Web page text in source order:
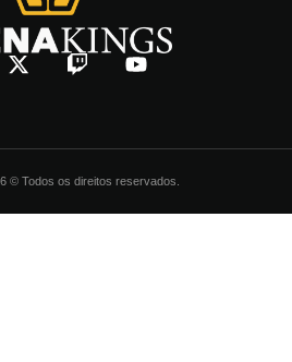
© Todos os direitos reservados.